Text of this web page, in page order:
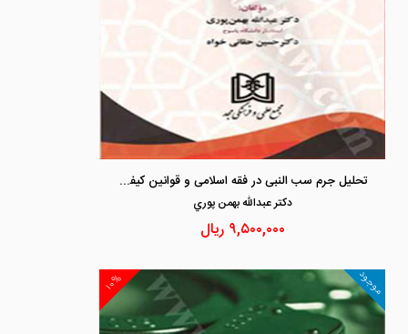
تحلیل جرم سب النبی در فقه اسلامی و قوانین کیفری
دكتر عبدالله بهمن پوري
۹,۵۰۰,۰۰۰ ریال
۱۰% موجود